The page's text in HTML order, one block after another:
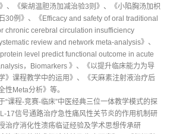
、《柴胡温胆汤加减治验3则》、《小陷胸汤加枳
30例》、《Efficacy and safety of oral traditional
chronic cerebral circulation insufficiency
review and network meta-analysis》、
level predict functional outcome in acute
，Biomarkers 》、《以提升临床能力为导
》课程教学中的运用》、《天麻素注射液治疗后
性Meta分析》等。
“课程-竞赛-临床”中医经典三位一体教学模式的探
17信号通路治疗急性痛风性关节炎的作用机制研
治疗消化性溃疡临证经验及学术思想传承研